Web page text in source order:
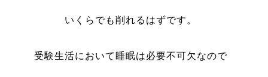
いくらでも削れるはずです。
受験生活において睡眠は必要不可欠なので